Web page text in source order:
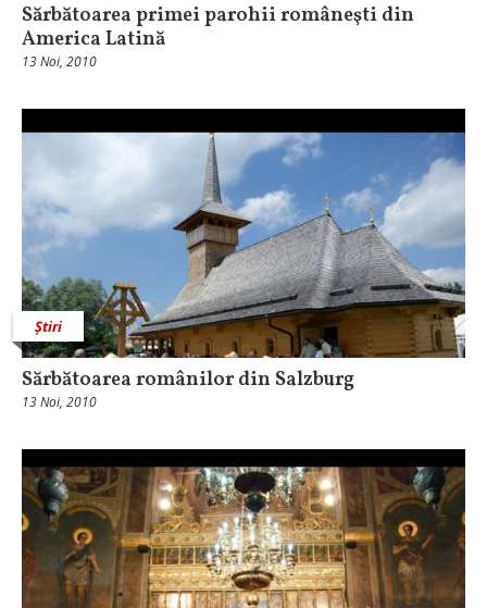
Sărbătoarea primei parohii româneşti din
America Latină
13 Noi, 2010
Știri
Sărbătoarea românilor din Salzburg
13 Noi, 2010